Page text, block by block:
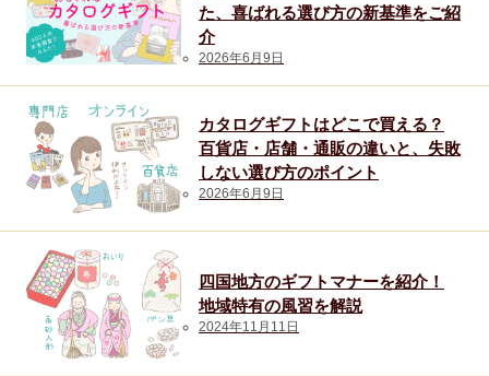
た、喜ばれる選び方の新基準をご紹
介
2026年6月9日
カタログギフトはどこで買える？
百貨店・店舗・通販の違いと、失敗
しない選び方のポイント
2026年6月9日
四国地方のギフトマナーを紹介！
地域特有の風習を解説
2024年11月11日